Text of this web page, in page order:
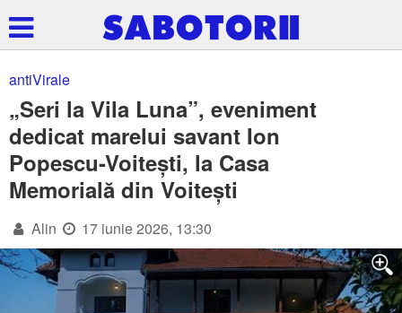
antiVirale
„Seri la Vila Luna”, eveniment
dedicat marelui savant Ion
Popescu-Voitești, la Casa
Memorială din Voitești
Alin 17 iunie 2026, 13:30